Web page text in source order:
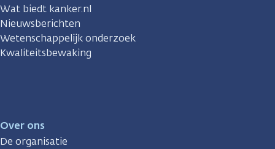
Wat biedt kanker.nl
Nieuwsberichten
Wetenschappelijk onderzoek
Kwaliteitsbewaking
Over ons
De organisatie